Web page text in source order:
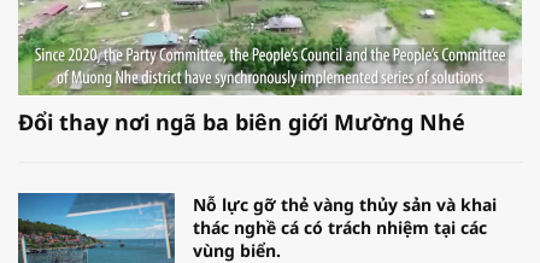
Đổi thay nơi ngã ba biên giới Mường Nhé
Nỗ lực gỡ thẻ vàng thủy sản và khai
thác nghề cá có trách nhiệm tại các
vùng biển.